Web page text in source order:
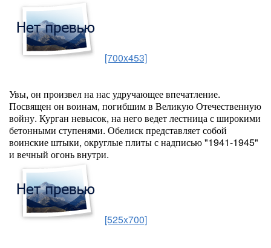
[700x453]
Увы, он произвел на нас удручающее впечатление.
Посвящен он воинам, погибшим в Великую Отечественную
войну. Курган невысок, на него ведет лестница с широкими
бетонными ступенями. Обелиск представляет собой
воинские штыки, округлые плиты с надписью "1941-1945"
и вечный огонь внутри.
[525x700]